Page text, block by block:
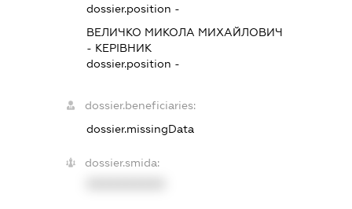
dossier.position -
ВЕЛИЧКО МИКОЛА МИХАЙЛОВИЧ
- КЕРІВНИК
dossier.position -
dossier.beneficiaries:
dossier.missingData
dossier.smida: